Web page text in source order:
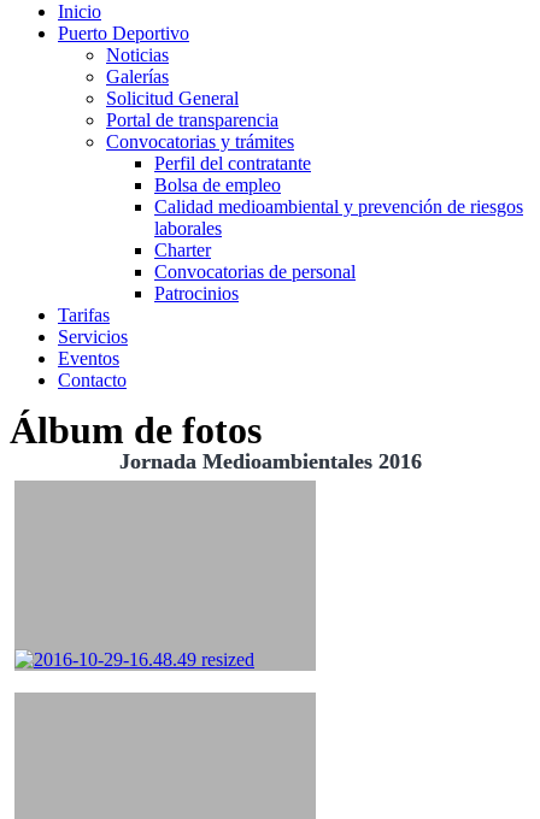
Inicio
Puerto Deportivo
Noticias
Galerías
Solicitud General
Portal de transparencia
Convocatorias y trámites
Perfil del contratante
Bolsa de empleo
Calidad medioambiental y prevención de riesgos
laborales
Charter
Convocatorias de personal
Patrocinios
Tarifas
Servicios
Eventos
Contacto
Álbum de fotos
Jornada Medioambientales 2016